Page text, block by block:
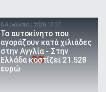
6 Αυγούστου 2026 17:07
To αυτοκίνητο που
αγοράζουν κατά χιλιάδες
στην Αγγλία - Στην
Ελλάδα κοστίζει 21.528
ευρώ